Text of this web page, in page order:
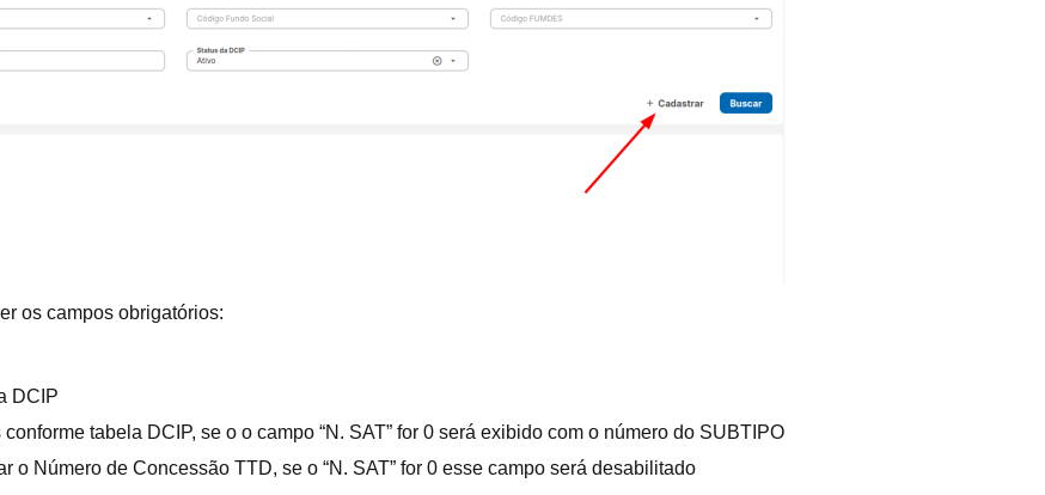
os campos obrigatórios:
DCIP
tabela DCIP, se o o campo “N. SAT” for 0 será exibido com o número do SUBTIPO
o Número de Concessão TTD, se o “N. SAT” for 0 esse campo será desabilitado